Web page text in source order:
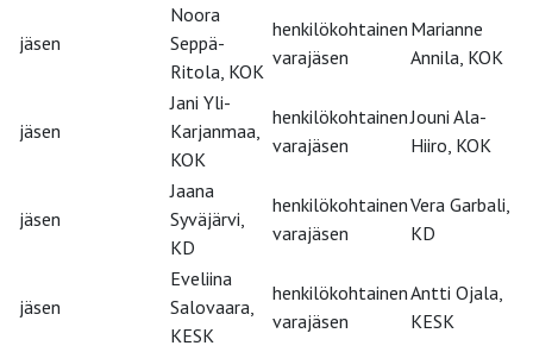
jäsen
Noora
Seppä-
Ritola, KOK
henkilökohtainen
varajäsen
Marianne
Annila, KOK
jäsen
Jani Yli-
Karjanmaa,
KOK
henkilökohtainen
varajäsen
Jouni Ala-
Hiiro, KOK
jäsen
Jaana
Syväjärvi,
KD
henkilökohtainen
varajäsen
Vera Garbali,
KD
jäsen
Eveliina
Salovaara,
KESK
henkilökohtainen
varajäsen
Antti Ojala,
KESK